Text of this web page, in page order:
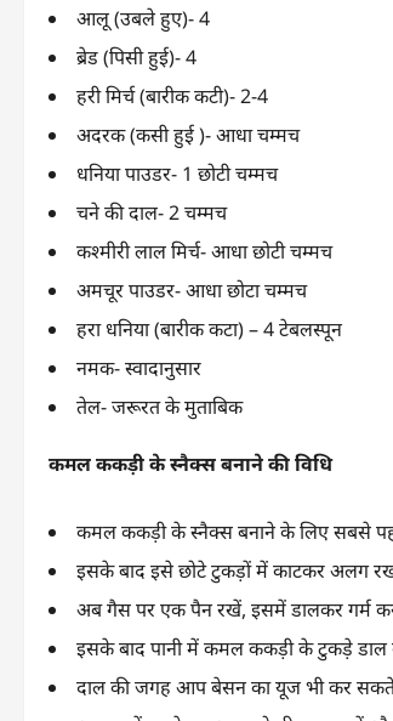
आलू (उबले हुए)- 4
ब्रेड (पिसी हुई)- 4
हरी मिर्च (बारीक कटी)- 2-4
अदरक (कसी हुई )- आधा चम्मच
धनिया पाउडर- 1 छोटी चम्मच
चने की दाल- 2 चम्मच
कश्मीरी लाल मिर्च- आधा छोटी चम्मच
अमचूर पाउडर- आधा छोटा चम्मच
हरा धनिया (बारीक कटा) – 4 टेबलस्पून
नमक- स्वादानुसार
तेल- जरूरत के मुताबिक
कमल ककड़ी के स्नैक्स बनाने की विधि
कमल ककड़ी के स्नैक्स बनाने के लिए सबसे
इसके बाद इसे छोटे टुकड़ों में काटकर अलग
अब गैस पर एक पैन रखें, इसमें डालकर गर्म
इसके बाद पानी में कमल ककड़ी के टुकड़े
दाल की जगह आप बेसन का यूज भी कर